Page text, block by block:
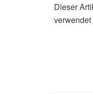
Dieser